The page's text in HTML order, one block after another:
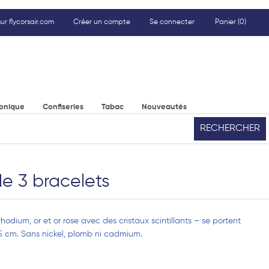
flycorsair.com Créer un compte Se connecter Panier (0)
Confiseries Tabac Nouveautés
RECHERCHER
3 bracelets
or et or rose avec des cristaux scintillants – se portent
cm. Sans nickel, plomb ni cadmium.